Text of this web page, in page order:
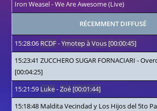
Iron Weasel-We Are Awesome (Live)
RÉCEMMENT DIFFUSÉ
15:28:06 RCDF-Ymotep à Vous [00:00:45]
15:23:41 ZUCCHERO SUGAR FORNACIARI -
[00:04:25]
15:21:59 Luke-Zoé [00:01:44]
15:18:48 Maldita Vecindad y Los Hijos del 5to